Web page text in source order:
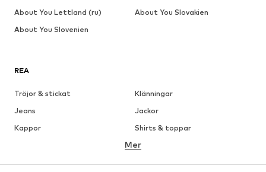
REA
Tröjor & stickat
Klänningar
Jeans
Jackor
Kappor
Shirts & toppar
Underkläder
Mer
About You Lettland (ru)
About You Slovakien
About You Slovenien